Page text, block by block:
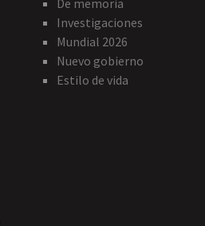
Investigaciones
Mundial 2026
Nuevo gobierno
Estilo de vida